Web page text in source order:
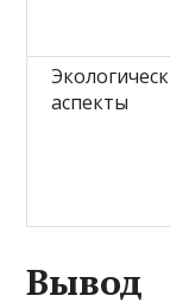
аспекты
Вывод